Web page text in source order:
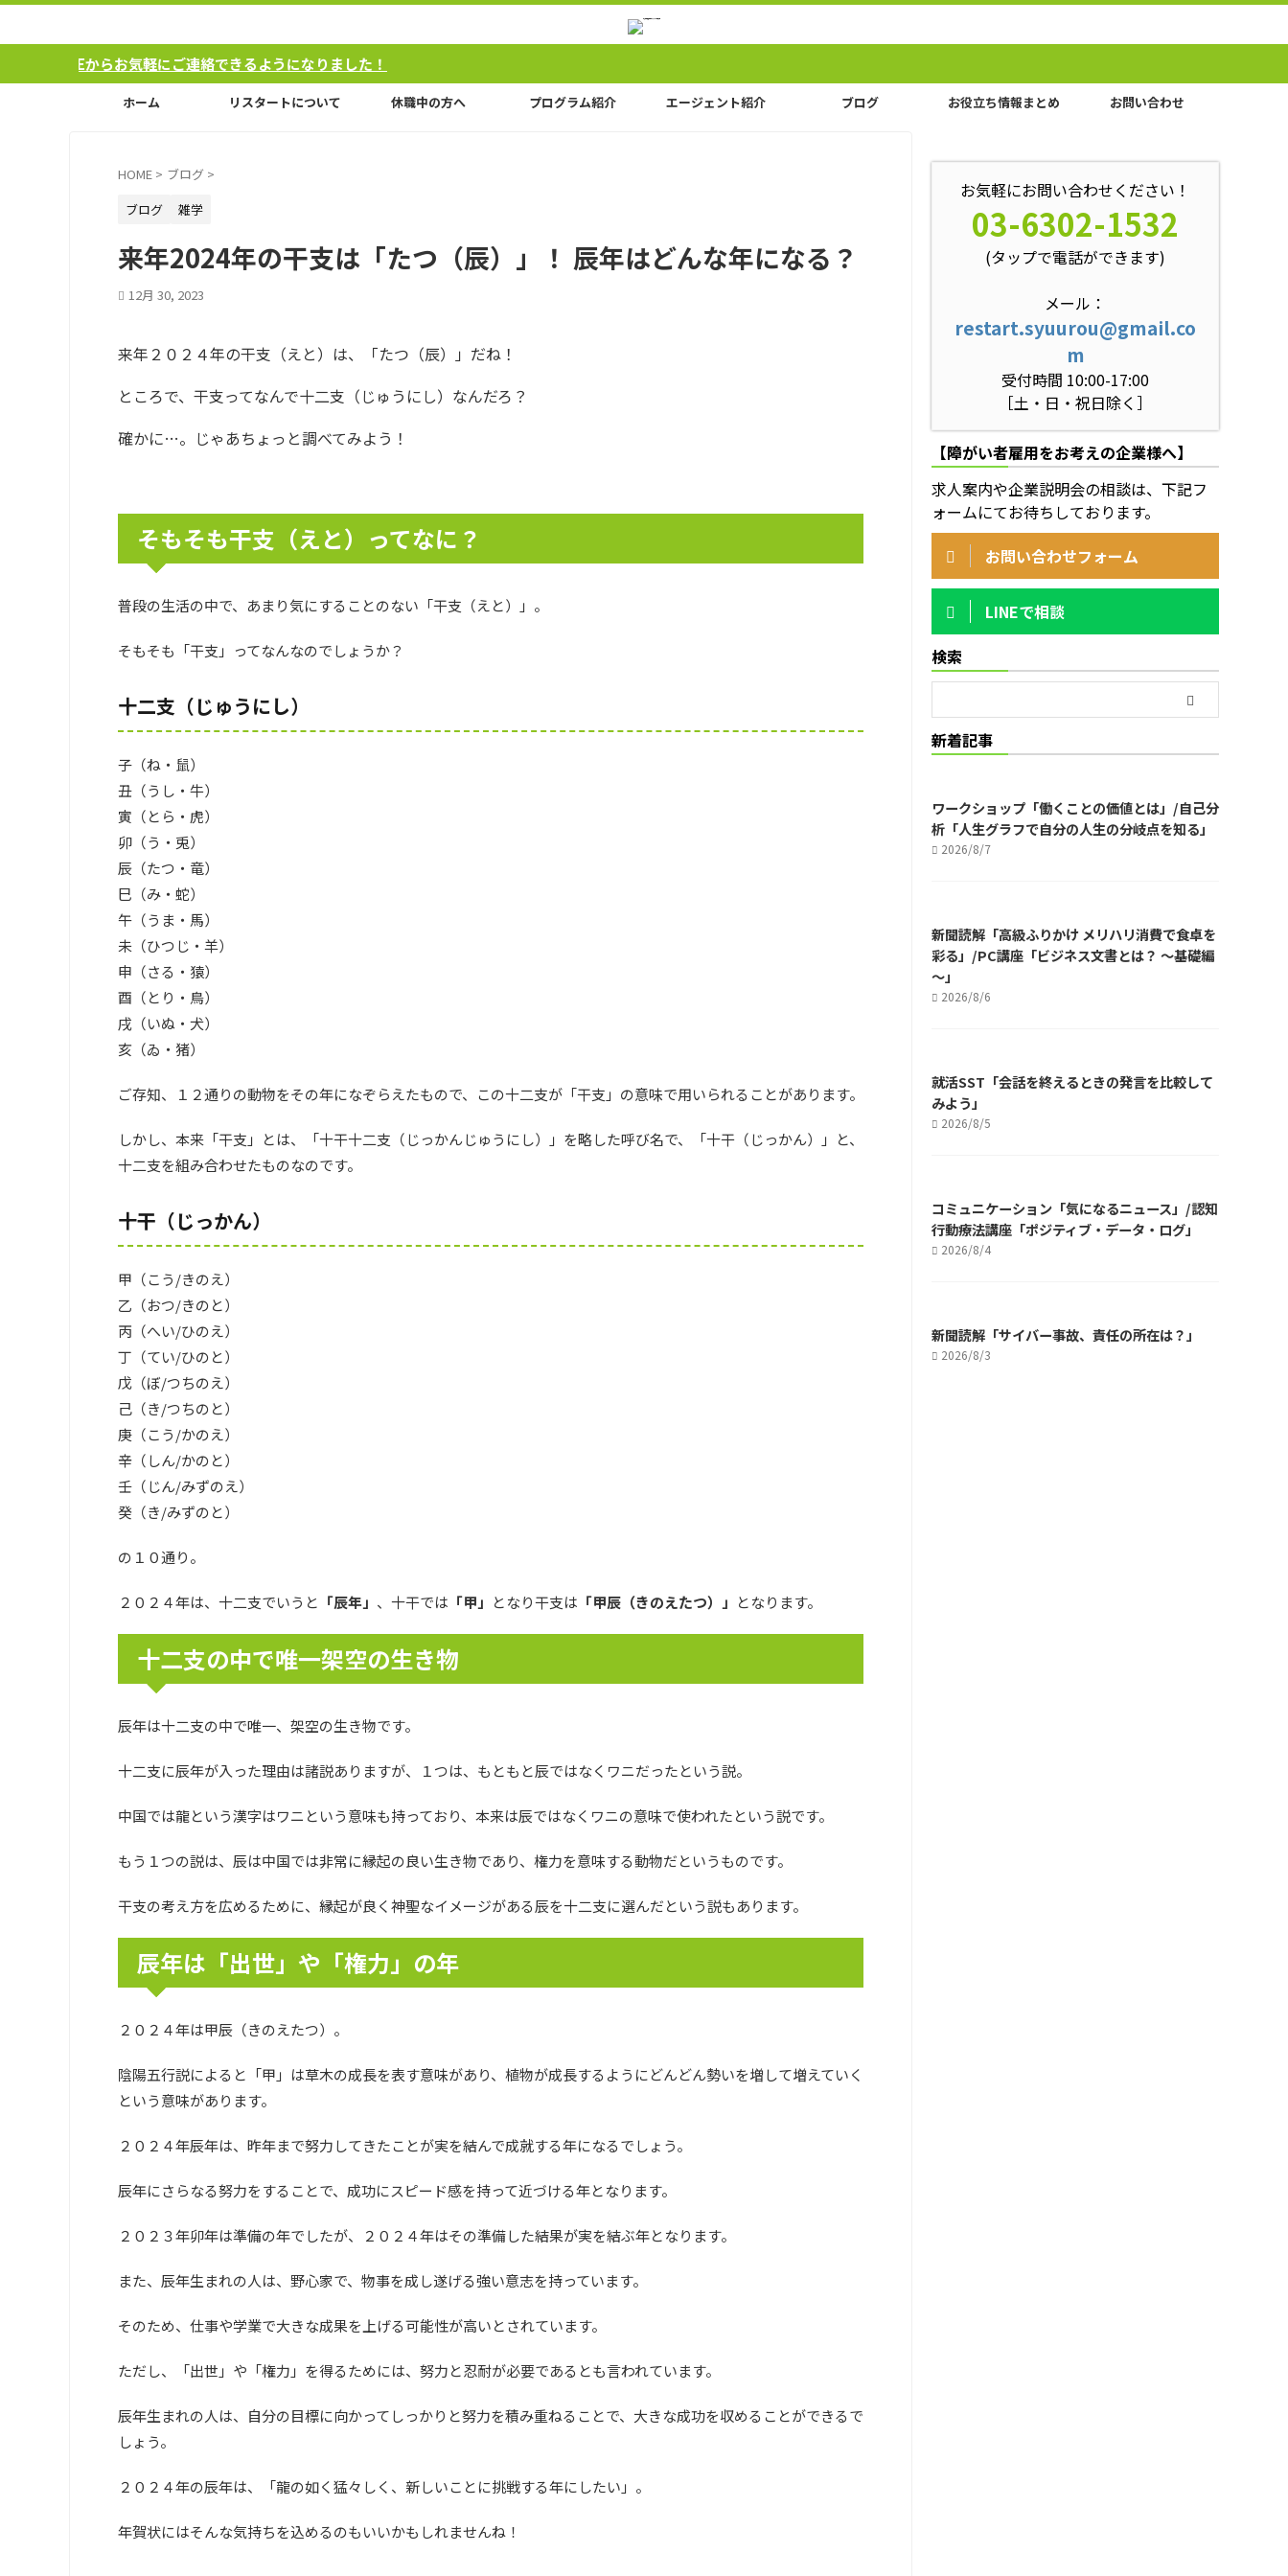
らお気軽にご連絡できるようになりました！
ホーム リスタートについて 休職中の方へ プログラム紹介 エージェント紹介 ブログ お役立ち情報まとめ お問い合わせ
HOME > ブログ >
ブログ
雑学
来年2024年の干支は「たつ（辰）」！ 辰年はどんな年になる？
12月 30, 2023
来年２０２４年の干支（えと）は、「たつ（辰）」だね！
ところで、干支ってなんで十二支（じゅうにし）なんだろ？
確かに…。じゃあちょっと調べてみよう！
そもそも干支（えと）ってなに？
普段の生活の中で、あまり気にすることのない「干支（えと）」。
そもそも「干支」ってなんなのでしょうか？
十二支（じゅうにし）
子（ね・鼠）
丑（うし・牛）
寅（とら・虎）
卯（う・兎）
辰（たつ・竜）
巳（み・蛇）
午（うま・馬）
未（ひつじ・羊）
申（さる・猿）
酉（とり・鳥）
戌（いぬ・犬）
亥（ゐ・猪）
ご存知、１２通りの動物をその年になぞらえたもので、この十二支が「干支」の意味で用いられることがあります。
しかし、本来「干支」とは、「十干十二支（じっかんじゅうにし）」を略した呼び名で、「十干（じっかん）」と、
十二支を組み合わせたものなのです。
十干（じっかん）
甲（こう/きのえ）
乙（おつ/きのと）
丙（へい/ひのえ）
丁（てい/ひのと）
戊（ぼ/つちのえ）
己（き/つちのと）
庚（こう/かのえ）
辛（しん/かのと）
壬（じん/みずのえ）
癸（き/みずのと）
の１０通り。
２０２４年は、十二支でいうと 「辰年」 、十干では 「甲」 となり干支は 「甲辰（きのえたつ）」 となります。
十二支の中で唯一架空の生き物
辰年は十二支の中で唯一、架空の生き物です。
十二支に辰年が入った理由は諸説ありますが、１つは、もともと辰ではなくワニだったという説。
中国では龍という漢字はワニという意味も持っており、本来は辰ではなくワニの意味で使われたという説です。
もう１つの説は、辰は中国では非常に縁起の良い生き物であり、権力を意味する動物だというものです。
干支の考え方を広めるために、縁起が良く神聖なイメージがある辰を十二支に選んだという説もあります。
辰年は「出世」や「権力」の年
２０２４年は甲辰（きのえたつ）。
陰陽五行説によると「甲」は草木の成長を表す意味があり、植物が成長するようにどんどん勢いを増して増えていく
という意味があります。
２０２４年辰年は、昨年まで努力してきたことが実を結んで成就する年になるでしょう。
辰年にさらなる努力をすることで、成功にスピード感を持って近づける年となります。
２０２３年卯年は準備の年でしたが、２０２４年はその準備した結果が実を結ぶ年となります。
また、辰年生まれの人は、野心家で、物事を成し遂げる強い意志を持っています。
そのため、仕事や学業で大きな成果を上げる可能性が高いとされています。
ただし、「出世」や「権力」を得るためには、努力と忍耐が必要であるとも言われています。
辰年生まれの人は、自分の目標に向かってしっかりと努力を積み重ねることで、大きな成功を収めることができるで
しょう。
２０２４年の辰年は、「龍の如く猛々しく、新しいことに挑戦する年にしたい」。
年賀状にはそんな気持ちを込めるのもいいかもしれませんね！
お気軽にお問い合わせください！
03-6302-1532
(タップで電話ができます)
メール：
restart.syuurou@gmail.co
m
受付時間 10:00-17:00
［土・日・祝日除く］
【障がい者雇用をお考えの企業様へ】
求人案内や企業説明会の相談は、下記フ
ォームにてお待ちしております。
お問い合わせフォーム
LINEで相談
検索
新着記事
ワークショップ「働くことの価値とは」/自己分
析「人生グラフで自分の人生の分岐点を知る」
2026/8/7
新聞読解「高級ふりかけ メリハリ消費で食卓を
彩る」/PC講座「ビジネス文書とは？ ～基礎編
～」
2026/8/6
就活SST「会話を終えるときの発言を比較して
みよう」
2026/8/5
コミュニケーション「気になるニュース」/認知
行動療法講座「ポジティブ・データ・ログ」
2026/8/4
新聞読解「サイバー事故、責任の所在は？」
2026/8/3